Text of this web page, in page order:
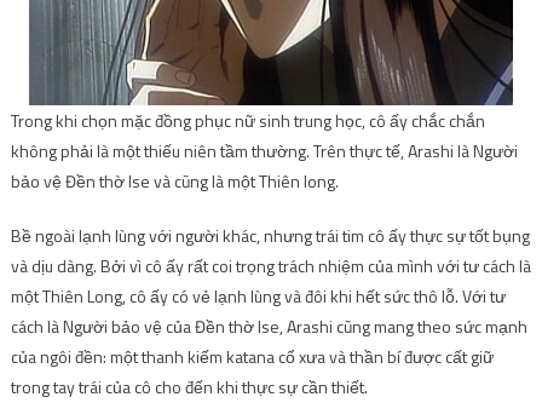
Trong khi chọn mặc đồng phục nữ sinh trung học, cô ấy chắc chắn
không phải là một thiếu niên tầm thường. Trên thực tế, Arashi là Người
bảo vệ Đền thờ Ise và cũng là một Thiên long.
Bề ngoài lạnh lùng với người khác, nhưng trái tim cô ấy thực sự tốt bụng
và dịu dàng. Bởi vì cô ấy rất coi trọng trách nhiệm của mình với tư cách là
một Thiên Long, cô ấy có vẻ lạnh lùng và đôi khi hết sức thô lỗ. Với tư
cách là Người bảo vệ của Đền thờ Ise, Arashi cũng mang theo sức mạnh
của ngôi đền: một thanh kiếm katana cổ xưa và thần bí được cất giữ
trong tay trái của cô cho đến khi thực sự cần thiết.